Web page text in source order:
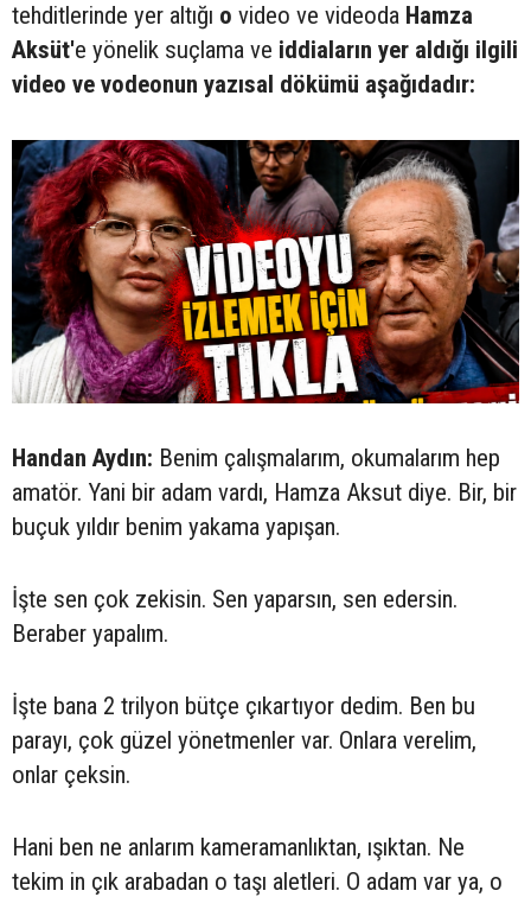
tehditlerinde yer altığı o video ve videoda Hamza
Aksüt'e yönelik suçlama ve iddiaların yer aldığı ilgili
video ve vodeonun yazısal dökümü aşağıdadır:
Handan Aydın: Benim çalışmalarım, okumalarım hep
amatör. Yani bir adam vardı, Hamza Aksut diye. Bir, bir
buçuk yıldır benim yakama yapışan.
İşte sen çok zekisin. Sen yaparsın, sen edersin.
Beraber yapalım.
İşte bana 2 trilyon bütçe çıkartıyor dedim. Ben bu
parayı, çok güzel yönetmenler var. Onlara verelim,
onlar çeksin.
Hani ben ne anlarım kameramanlıktan, ışıktan. Ne
tekim in çık arabadan o taşı aletleri. O adam var ya, o